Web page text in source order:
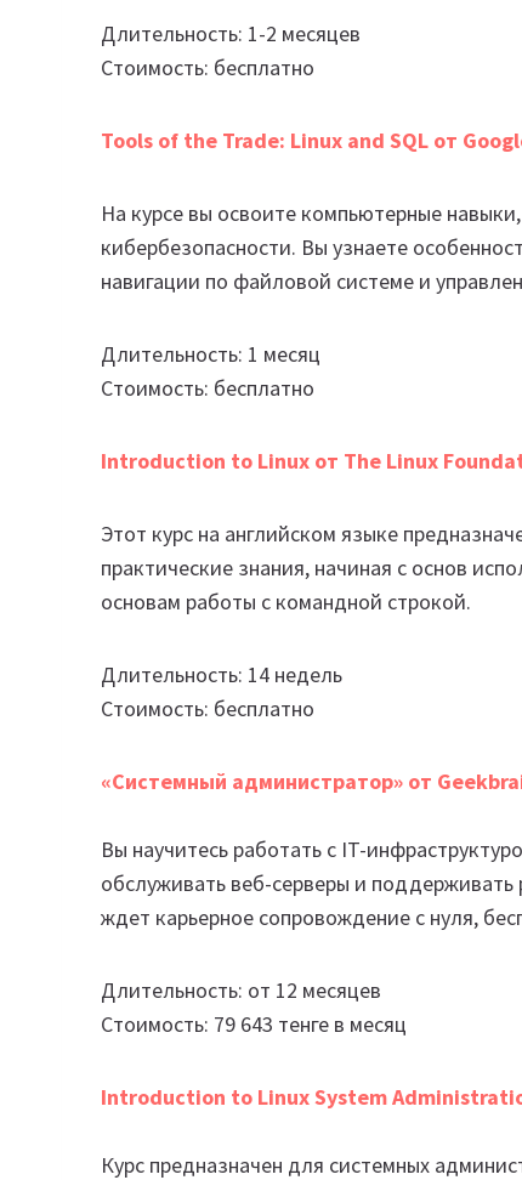
Длительность: 1-2 месяцев
Стоимость: бесплатно
Tools of the Trade: Linux and SQL от
На курсе вы освоите компьютерные
кибербезопасности. Вы узнаете
навигации по файловой системе и
Длительность: 1 месяц
Стоимость: бесплатно
Introduction to Linux от The Linux
Этот курс на английском языке
практические знания, начиная с основ
основам работы с командной строкой.
Длительность: 14 недель
Стоимость: бесплатно
«Системный администратор» от
Вы научитесь работать с IT-
обслуживать веб-серверы и
ждет карьерное сопровождение с нуля,
Длительность: от 12 месяцев
Стоимость: 79 643 тенге в месяц
Introduction to Linux System
Курс предназначен для системных